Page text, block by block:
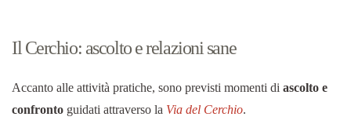
Il Cerchio: ascolto e relazioni sane
Accanto alle attività pratiche, sono previsti momenti di ascolto e
confronto guidati attraverso la Via del Cerchio.